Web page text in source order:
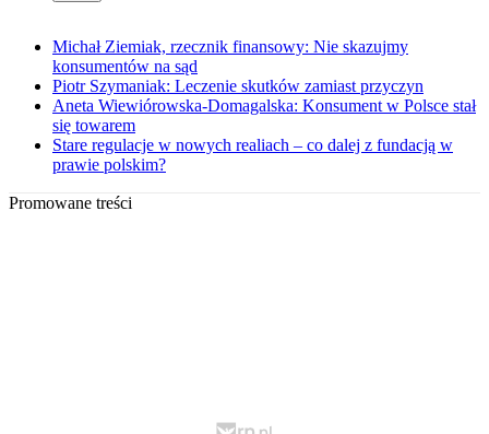
Michał Ziemiak, rzecznik finansowy: Nie skazujmy
konsumentów na sąd
Piotr Szymaniak: Leczenie skutków zamiast przyczyn
Aneta Wiewiórowska-Domagalska: Konsument w Polsce stał
się towarem
Stare regulacje w nowych realiach – co dalej z fundacją w
prawie polskim?
Promowane treści